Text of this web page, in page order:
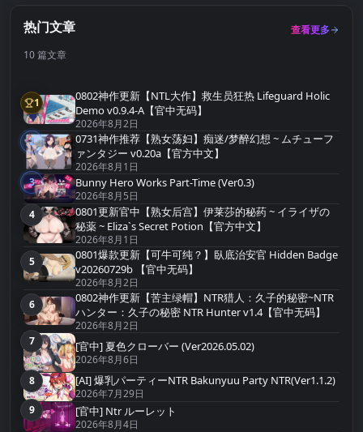
热门文章
查看更多
10 篇文章
第1名
1
0802神作更新【NTL大作】救生员狂热 Lifeguard Holic
Demo v0.9.4-A【官中无码】
2026年8月2日
第2名
2
0731神作推荐【熟女荡妇】痴迷/梦醉幻想 ~ ムチューフ
ァンタジー v0.20a【官方中文】
2026年8月1日
第3名
3 Bunny Hero Works Part-Time (Ver0.3)
2026年8月5日
第4名
4
0801更新官中【熟女后宫】伊莱莎的秘药 ~ イライザの
秘薬 ~ Eliza`s Secret Potion【官方中文】
2026年8月1日
第5名
5
0801爆款更新【可牛可纯？】臥底治安官 Hidden Badge
v20260729b 【官中无码】
2026年8月2日
第6名
6
0802神作更新【苦主绿帽】NTR猎人：久子的秘密~NTR
ハンター：久子の秘密 NTR Hunter v1.4【官中无码】
2026年8月2日
第7名
7 [官中] 夏色クローバー (Ver2026.05.02)
2026年8月6日
第8名
8 [AI] 爆乳パーティーNTR Bakunyuu Party NTR(Ver1.1.2)
2026年7月29日
第9名
9 [官中] Ntr ルーレット
2026年8月4日